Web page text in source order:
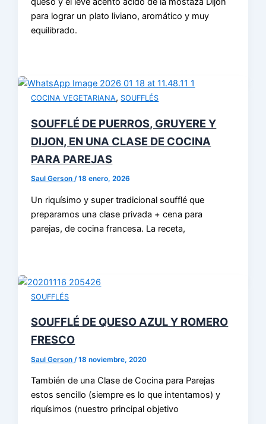
para lograr un plato liviano, aromático y muy
equilibrado.
COCINA VEGETARIANA, SOUFFLÉS
SOUFFLÉ DE PUERROS, GRUYERE Y
DIJON, EN UNA CLASE DE COCINA
PARA PAREJAS
Saul Gerson/18 enero, 2026
Un riquísimo y super tradicional soufflé que
preparamos una clase privada + cena para
parejas, de cocina francesa. La receta,
SOUFFLÉS
SOUFFLÉ DE QUESO AZUL Y ROMERO
FRESCO
Saul Gerson /18 noviembre, 2020
También de una Clase de Cocina para Parejas
estos sencillo (siempre es lo que intentamos) y
riquísimos (nuestro principal objetivo